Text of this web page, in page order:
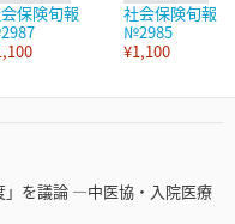
保険旬報
社会保険旬報
№2985
¥1,100
」を議論 ―中医協・入院医療